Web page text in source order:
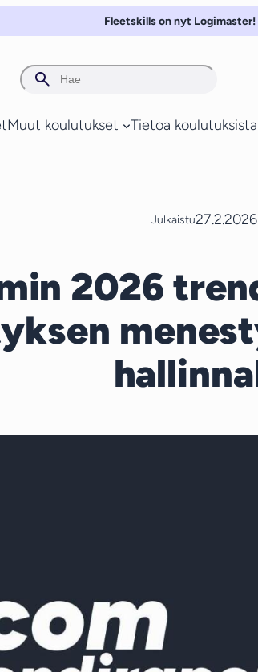
Fleetskills on nyt Logimaster!
Search
Muut koulutukset Tietoa koulutuksista
Julkaistu27.2.2026
2026